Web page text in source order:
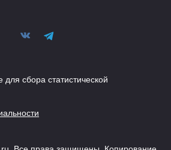
сбора статистической